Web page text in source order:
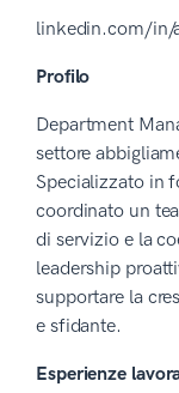
linkedin.com/in/
Profilo
Department
settore
Specializzato in
coordinato un
di servizio e la
leadership
supportare la
e sfidante.
Esperienze